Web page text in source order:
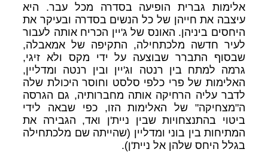
אלימות גברית הופיעה בסדרה מכל עבר. היא
עיצבה את חייהן של כל הנשים בסדרה ובעיקר את
היחסים ביניהן. האונס של ג'יין הכריח אותה לעבור
לעיר חדשה מלכתחילה, התקיפה של אמאבלה,
שבסוף התברר שבוצעה על ידי מקס ולא זיגי,
גרמה למתח בין רנטה וג'יין ובין רנטה ומדליין,
האלימות של פרי כלפי סלסט וחוסר היכולת שלה
לדבר עליה הרחיקה אותה מחברותיה, גם הגרסה
ה"מצחיקה" של האלימות הזו, כפי שבאה לידי
ביטוי בהתנצחויות שבין ניית'ן ואד, הגבירה את
המתיחות בין בוני ומדליין (שהייתה שם מלכתחילה
בגלל היחס שלהן אל ניית'ן).